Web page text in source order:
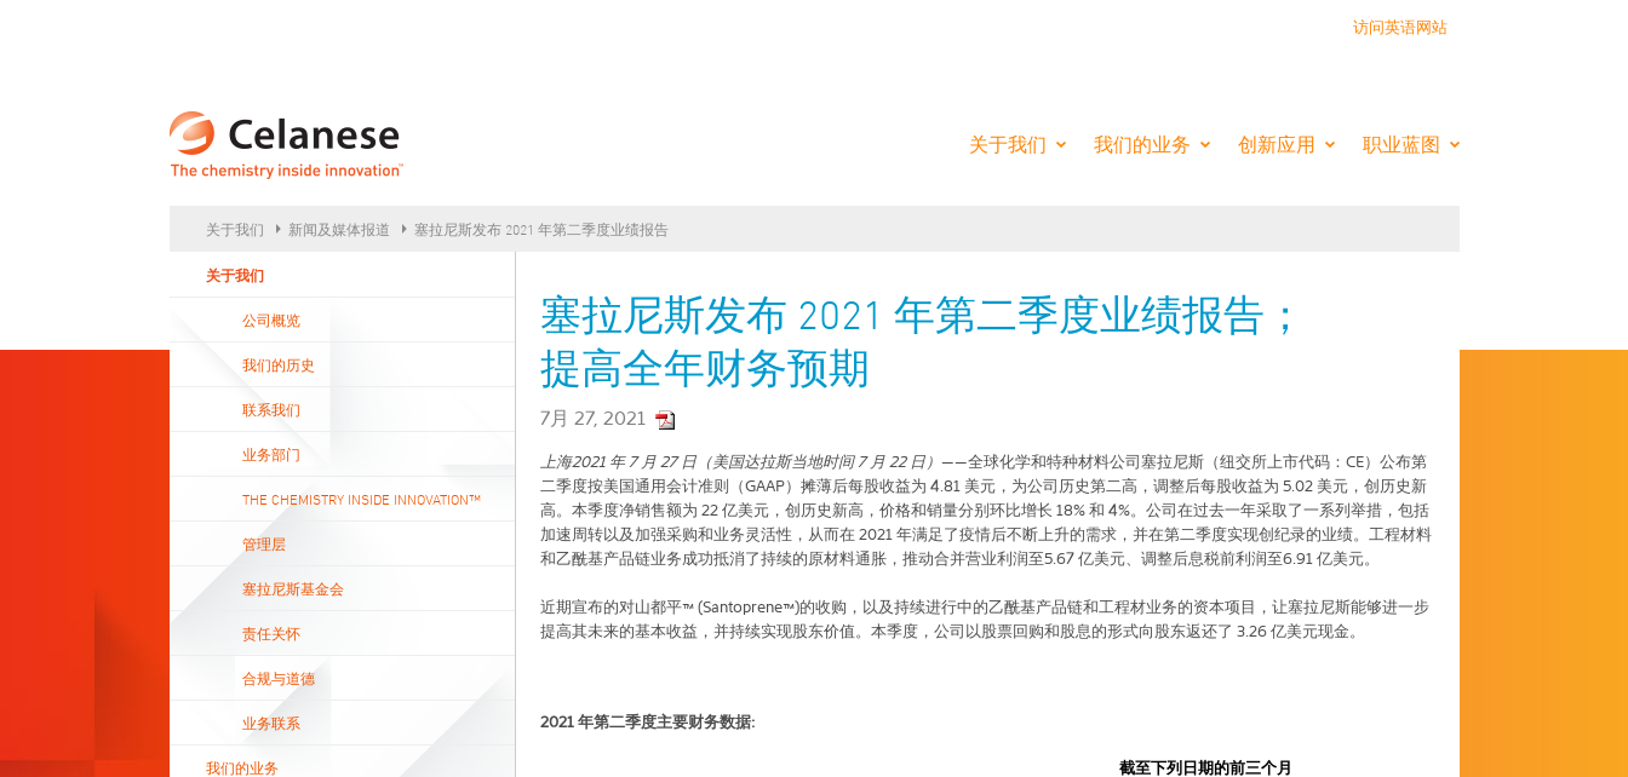
访问英语网站
CELANESE - THE CHEMISTRY
关于我们 我们的业务 创新应用 职业蓝图
关于我们 新闻及媒体报道 塞拉尼斯发布 2021 年第二季度业绩报告
关于我们
公司概览
我们的历史
联系我们
业务部门
THE CHEMISTRY INSIDE INNOVATION™
管理层
塞拉尼斯基金会
责任关怀
合规与道德
业务联系
我们的业务
塞拉尼斯发布 2021 年第二季度业绩报告；
提高全年财务预期
7月 27, 2021
上海2021 年7 月27 日（美国达拉斯当地时间7 月22 日） ——全球化学和特种材料公司塞拉尼斯（纽交所上市代码： CE）公布第
二季度按美国通用会计准则（GAAP）摊薄后每股收益为 4.81 美元，为公司历史第二高，调整后每股收益为 5.02 美元，创历史新
高。本季度净销售额为 22 亿美元，创历史新高，价格和销量分别环比增长 18% 和 4%。公司在过去一年采取了一系列举措，包括
加速周转以及加强采购和业务灵活性，从而在2021 年满足了疫情后不断上升的需求，并在第二季度实现创纪录的业绩。工程材料
和乙酰基产品链业务成功抵消了持续的原材料通胀，推动合并营业利润至5.67 亿美元、调整后息税前利润至6.91 亿美元。
近期宣布的对山都平™ (Santoprene™)的收购，以及持续进行中的乙酰基产品链和工程材业务的资本项目，让塞拉尼斯能够进一步
提高其未来的基本收益，并持续实现股东价值。本季度，公司以股票回购和股息的形式向股东返还了 3.26 亿美元现金。
2021 年第二季度主要财务数据:
截至下列日期的前三个月